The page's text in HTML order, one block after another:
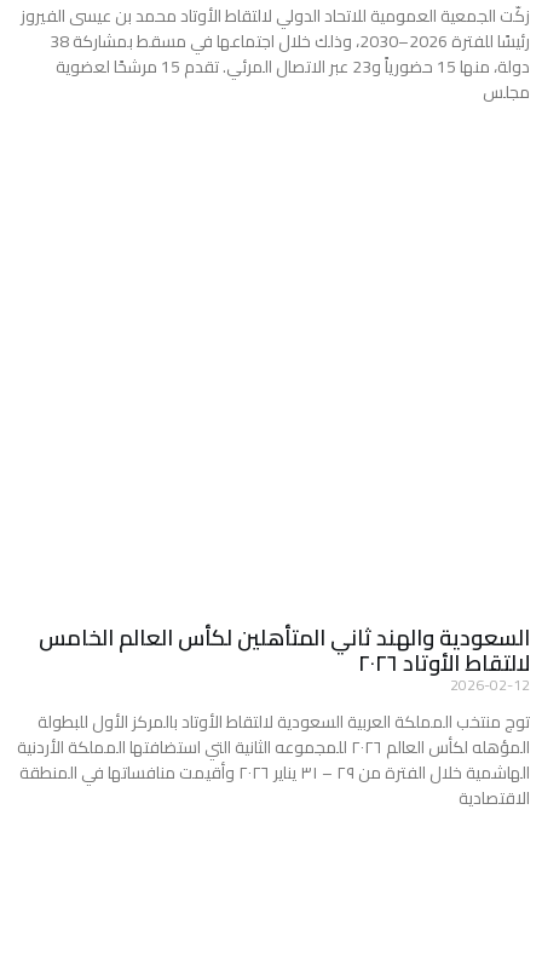
زكّت الجمعية العمومية للاتحاد الدولي لالتقاط الأوتاد محمد بن عيسى الفيروز
رئيسًا للفترة 2026–2030، وذلك خلال اجتماعها في مسقط بمشاركة 38
دولة، منها 15 حضورياً و23 عبر الاتصال المرئي. تقدم 15 مرشحًا لعضوية
مجلس
السعودية والهند ثاني المتأهلين لكأس العالم الخامس
لالتقاط الأوتاد ٢٠٢٦
2026-02-12
توج منتخب المملكة العربية السعودية لالتقاط الأوتاد بالمركز الأول للبطولة
المؤهله لكأس العالم ٢٠٢٦ للمجموعه الثانية التي استضافتها المملكة الأردنية
الهاشمية خلال الفترة من ٢٩ – ٣١ يناير ٢٠٢٦ وأقيمت منافساتها في المنطقة
الاقتصادية